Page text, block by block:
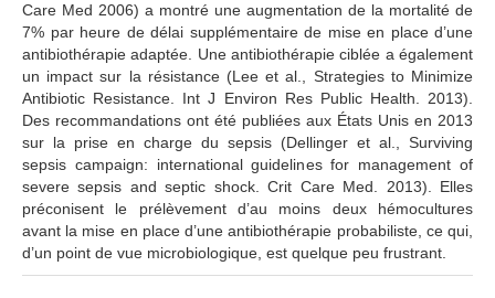
Care Med 2006) a montré une augmentation de la mortalité de
7% par heure de délai supplémentaire de mise en place d’une
antibiothérapie adaptée. Une antibiothérapie ciblée a également
un impact sur la résistance (Lee et al., Strategies to Minimize
Antibiotic Resistance. Int J Environ Res Public Health. 2013).
Des recommandations ont été publiées aux États Unis en 2013
sur la prise en charge du sepsis (Dellinger et al., Surviving
sepsis campaign: international guidelines for management of
severe sepsis and septic shock. Crit Care Med. 2013). Elles
préconisent le prélèvement d’au moins deux hémocultures
avant la mise en place d’une antibiothérapie probabiliste, ce qui,
d’un point de vue microbiologique, est quelque peu frustrant.